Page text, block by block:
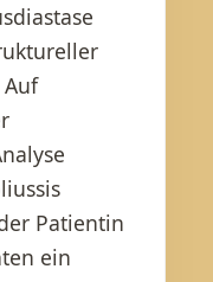
Patientin
ein